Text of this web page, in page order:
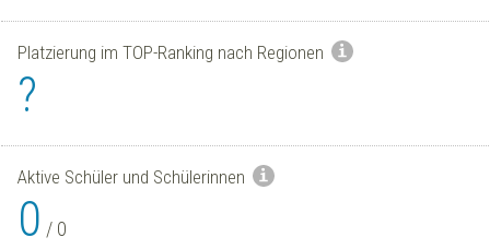
Platzierung im TOP-Ranking nach Regionen
?
Aktive Schüler und Schülerinnen
0 / 0